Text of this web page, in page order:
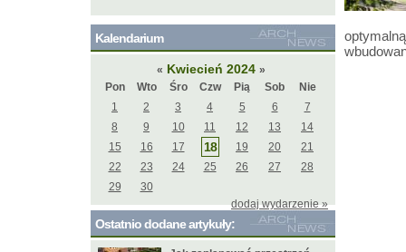
Kalendarium
« Kwiecień 2024 »
Pon
Wto Śro Czw Pią Sob
Nie
1
2 3 4 5 6
7
8
9 10 11 12 13
14
15
16 17 18 19 20
21
22
23 24 25 26 27
28
29
30
dodaj wydarzenie »
Ostatnio dodane artykuły: